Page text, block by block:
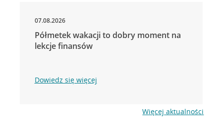
07.08.2026
Półmetek wakacji to dobry moment na
lekcje finansów
Dowiedz się więcej
Więcej aktualności